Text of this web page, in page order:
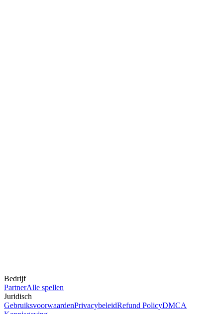
Bedrijf
PartnerAlle spellen
Juridisch
GebruiksvoorwaardenPrivacybeleidRefund PolicyDMCA